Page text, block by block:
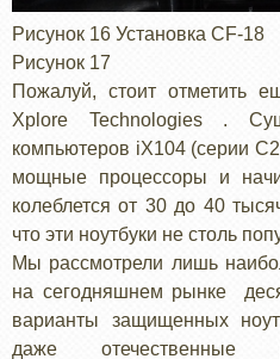
Рисунок 16 Установка CF-18
Рисунок 17
Пожалуй, стоит отметить
Xplore Technologies .
компьютеров iX104 (серии
мощные процессоры и
колеблется от 30 до 40
что эти ноутбуки не столь
Мы рассмотрели лишь
на сегодняшнем рынке
варианты защищенных
даже отечественные